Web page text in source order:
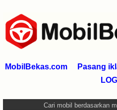
MobilBekas.com Pasang
Cari mobil berdasarkan